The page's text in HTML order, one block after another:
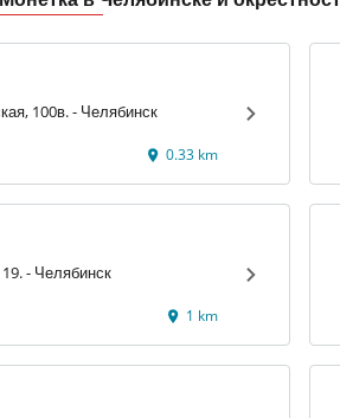
Артиллерийская, 100в. - Челябинск
0.33 km
улица Труда, 19. - Челябинск
1 km